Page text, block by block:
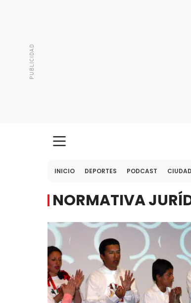
INICIO DEPORTES PODCAST
NORMATIVA